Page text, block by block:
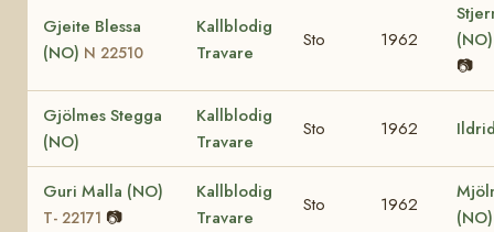
Gjeite Blessa
(NO) N 22510
Kallblodig
Travare
Sto 1962
📷
Gjölmes Stegga
(NO)
Kallblodig
Travare
Sto 1962
Guri Malla (NO)
T- 22171 📷
Kallblodig
Travare
Sto 1962